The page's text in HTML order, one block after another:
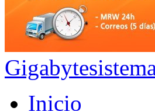
Inicio